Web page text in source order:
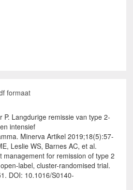
formaat
P. Langdurige remissie van type 2-
intensief
Minerva Artikel 2019;18(5):57-
Leslie WS, Barnes AC, et al.
management for remission of type 2
label, cluster-randomised trial.
DOI: 10.1016/S0140-